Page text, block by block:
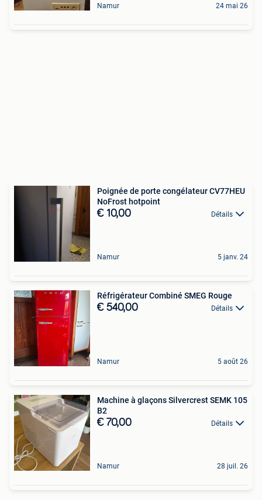
Namur 24 mai 26
Poignée de porte congélateur CV77HEU
NoFrost hotpoint
€ 10,00 Détails
Namur 5 janv. 24
Réfrigérateur Combiné SMEG Rouge
€ 540,00 Détails
Namur 5 août 26
Machine à glaçons Silvercrest SEMK 105
B2 ️
€ 70,00 Détails
Namur 28 juil. 26